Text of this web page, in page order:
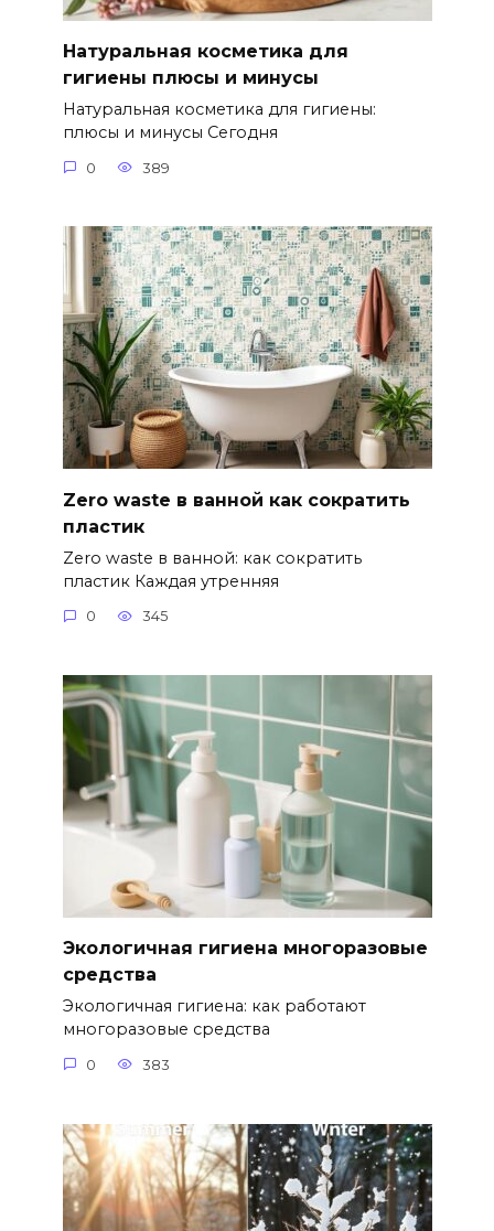
Натуральная косметика для
гигиены плюсы и минусы
Натуральная косметика для гигиены:
плюсы и минусы Сегодня
0 389
Zero waste в ванной как сократить
пластик
Zero waste в ванной: как сократить
пластик Каждая утренняя
0 345
Экологичная гигиена многоразовые
средства
Экологичная гигиена: как работают
многоразовые средства
0 383